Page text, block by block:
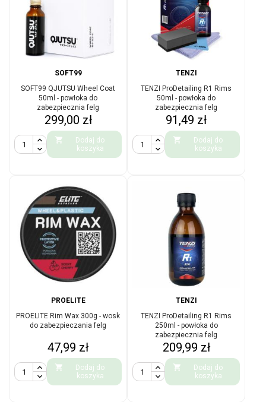
SOFT99
SOFT99 QJUTSU Wheel Coat
50ml - powłoka do
zabezpiecznia felg
Cena
299,00 zł

Dodaj do
koszyka
TENZI
TENZI ProDetailing R1 Rims
50ml - powłoka do
zabezpiecznia felg
Cena
91,49 zł

Dodaj do
koszyka
PROELITE
PROELITE Rim Wax 300g - wosk
do zabezpieczania felg
Cena
47,99 zł

Dodaj do
koszyka
TENZI
TENZI ProDetailing R1 Rims
250ml - powłoka do
zabezpiecznia felg
Cena
209,99 zł

Dodaj do
koszyka